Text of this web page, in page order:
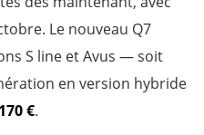
Le nouveau Q7
S line et Avus — soit
en version hybride
€.